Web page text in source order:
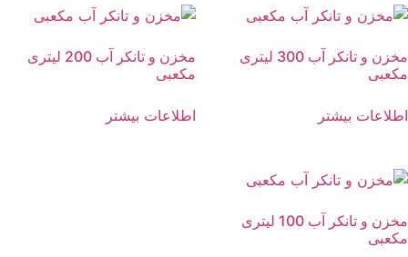
مخزن و تانکر آب 300 لیتری
مکعبی
اطلاعات بیشتر
مخزن و تانکر آب 200 لیتری
مکعبی
اطلاعات بیشتر
مخزن و تانکر آب 100 لیتری
مکعبی